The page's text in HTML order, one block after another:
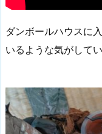
ダンボールハウスに
いるような気がしてい